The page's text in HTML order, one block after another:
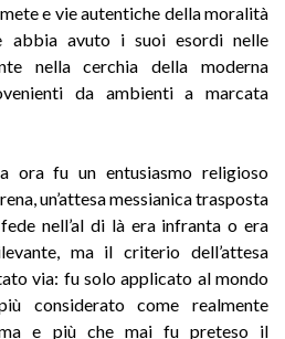
e vie autentiche della moralità
abbia avuto i suoi esordi nelle
nella cerchia della moderna
da ambienti a marcata
ora fu un entusiasmo religioso
un’attesa messianica trasposta
nell’al di là era infranta o era
ma il criterio dell’attesa
via: fu solo applicato al mondo
considerato come realmente
e più che mai fu preteso il